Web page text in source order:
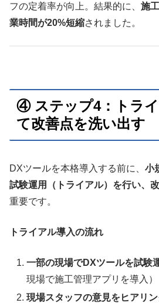
フの定着率が向上。結果的に、 施
業時間が20%短縮されました。
④ ステップ4：トラ
て改善点を洗い出す
DXツールを本格導入する前に、 小
試験運用（トライアル）を行い、
重要です。
トライアル導入の流れ
一部の現場でDXツールを試験
現場で施工管理アプリを導入）
現場スタッフの意見をヒアリ